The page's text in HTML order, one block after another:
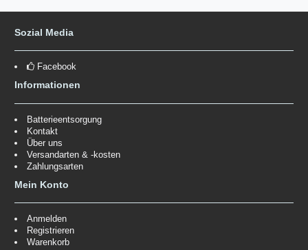
Sozial Media
Facebook
Informationen
Batterieentsorgung
Kontakt
Über uns
Versandarten & -kosten
Zahlungsarten
Mein Konto
Anmelden
Registrieren
Warenkorb